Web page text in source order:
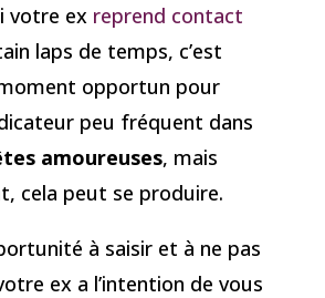
votre exreprend contact
laps de temps, c’est
opportun pour
peu fréquent dans
amoureuses, mais
cela peut se produire.
à saisir et à ne pas
ex a l’intention de vous